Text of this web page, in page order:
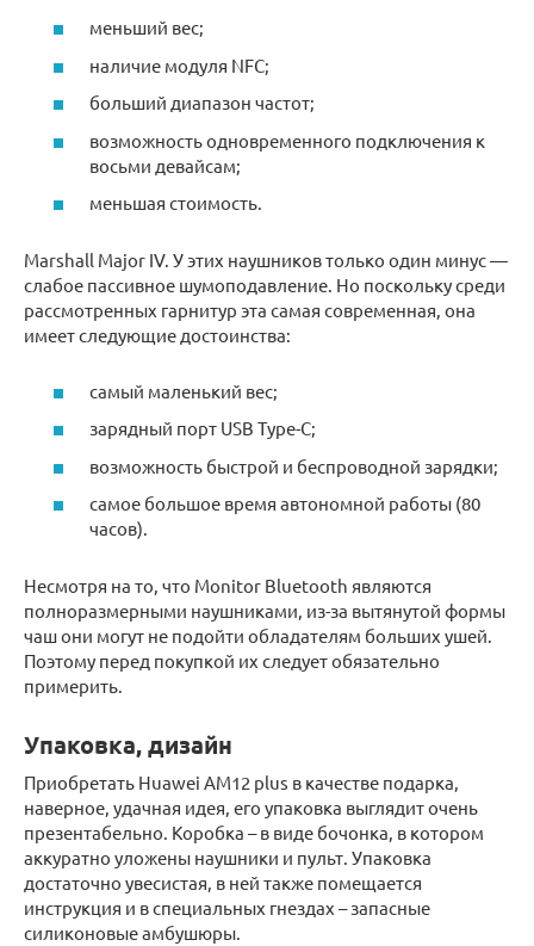
меньший вес;
наличие модуля NFC;
больший диапазон частот;
возможность одновременного подключения к
восьми девайсам;
меньшая стоимость.
Marshall Major IV. У этих наушников только один минус —
слабое пассивное шумоподавление. Но поскольку среди
рассмотренных гарнитур эта самая современная, она
имеет следующие достоинства:
самый маленький вес;
зарядный порт USB Type-C;
возможность быстрой и беспроводной зарядки;
самое большое время автономной работы (80
часов).
Несмотря на то, что Monitor Bluetooth являются
полноразмерными наушниками, из-за вытянутой формы
чаш они могут не подойти обладателям больших ушей.
Поэтому перед покупкой их следует обязательно
примерить.
Упаковка, дизайн
Приобретать Huawei AM12 plus в качестве подарка,
наверное, удачная идея, его упаковка выглядит очень
презентабельно. Коробка – в виде бочонка, в котором
аккуратно уложены наушники и пульт. Упаковка
достаточно увесистая, в ней также помещается
инструкция и в специальных гнездах – запасные
силиконовые амбушюры.